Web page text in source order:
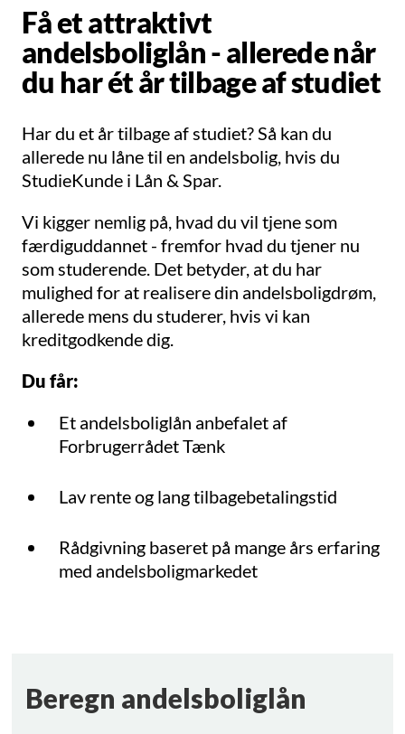
Få et attraktivt
andelsboliglån - allerede når
du har ét år tilbage af studiet
Har du et år tilbage af studiet? Så kan du
allerede nu låne til en andelsbolig, hvis du
StudieKunde i Lån & Spar.
Vi kigger nemlig på, hvad du vil tjene som
færdiguddannet - fremfor hvad du tjener nu
som studerende. Det betyder, at du har
mulighed for at realisere din andelsboligdrøm,
allerede mens du studerer, hvis vi kan
kreditgodkende dig.
Du får:
Et andelsboliglån anbefalet af
Forbrugerrådet Tænk
Lav rente og lang tilbagebetalingstid
Rådgivning baseret på mange års erfaring
med andelsboligmarkedet